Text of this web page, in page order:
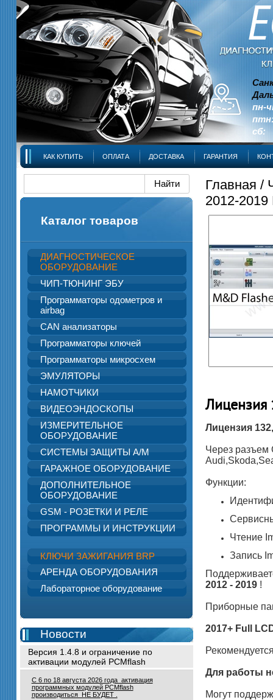
пн-
сб:
КАК КУПИТЬ ОПЛАТА ДОСТАВКА ГАРАНТИЯ
Каталог товаров
ДИАГНОСТИЧЕСКОЕ
ОБОРУДОВАНИЕ
ЧИП-ТЮНИНГ ЭБУ
Программаторы одометров и
airbag
CAN анализаторы
Программаторы ключей
Программаторы микросхем
ЭМУЛЯТОРЫ
НАМОТЧИКИ
ВИДЕОЭНДОСКОПЫ
ИЗМЕРИТЕЛЬНОЕ
ОБОРУДОВАНИЕ
СИСТЕМЫ ЗАЩИТЫ А/М
ГАРАЖНОЕ ОБОРУДОВАНИЕ
ДОПОЛНИТЕЛЬНОЕ
ОБОРУДОВАНИЕ
GSM - РОЗЕТКИ И РЕЛЕ
ПРОГРАММЫ И ИНСТРУКЦИИ
КЛЮЧИ ЗАЖИГАНИЯ BRP
АРЕНДА ОБОРУДОВАНИЯ
Лабораторное оборудование
Новости
Версия 1.4.8 и ограничение по
активации модулей PCMflash
С 6 по 18 августа 2026 года активация
программных модулей PCMflash
производиться НЕ БУДЕТ .
Главная /
2012-2019
Лицензия
Лицензия
Через разъем
Функции:
Чтение
Запись
2012 - 2019!
Приборные
2017+ Full
Для работы
Могут